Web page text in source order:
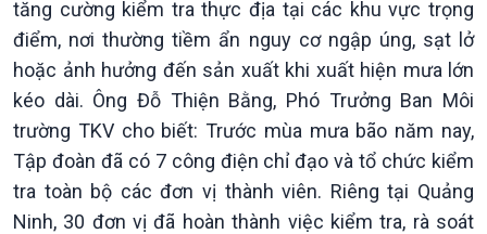
Xã hội
Tin Đời sống & Xã hội
360 độ Sức khỏe
Chuyển đổi Xanh
Tài nguyên và Môi trường
Chuyên gia của bạn
Xã hội chuyển động
Bước chân đến trường
Khoa học & Công nghệ
Tin Khoa học & Công nghệ
Kết nối công nghệ
Sống chung với biến đổi
khí hậu
tăng cường kiểm tra thực địa tại các khu vực trọng
điểm, nơi thường tiềm ẩn nguy cơ ngập úng, sạt lở
hoặc ảnh hưởng đến sản xuất khi xuất hiện mưa lớn
kéo dài. Ông Đỗ Thiện Bằng, Phó Trưởng Ban Môi
trường TKV cho biết: Trước mùa mưa bão năm nay,
Tập đoàn đã có 7 công điện chỉ đạo và tổ chức kiểm
tra toàn bộ các đơn vị thành viên. Riêng tại Quảng
Ninh, 30 đơn vị đã hoàn thành việc kiểm tra, rà soát